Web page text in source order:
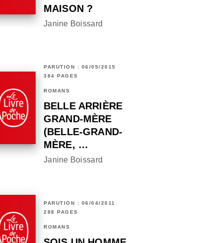
MAISON ?
Janine Boissard
PARUTION : 06/05/2015
384 PAGES
ROMANS
BELLE ARRIÈRE
GRAND-MÈRE
(BELLE-GRAND-
MÈRE, …
Janine Boissard
PARUTION : 06/04/2011
288 PAGES
ROMANS